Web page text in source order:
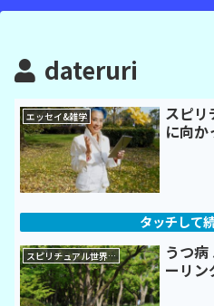
dateruri
エッセイ&雑学
スピリ
に向
スピリチュアル世界のトリセツ！
うつ病 パ
ーリ